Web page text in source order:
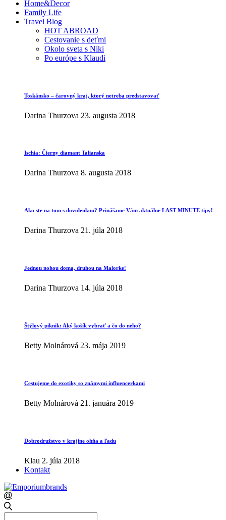
Home&Decor
Family Life
Travel Blog
HOT ABROAD
Cestovanie s deťmi
Okolo sveta s Niki
Po európe s Klaudi
Toskánsko – čarovný kraj, ktorý netreba predstavovať
Darina Thurzova 23. augusta 2018
Ischia: Čierny diamant Talianska
Darina Thurzova 8. augusta 2018
Ako ste na tom s dovolenkou? Prinášame Vám aktuálne LAST MINUTE tipy!
Darina Thurzova 21. júla 2018
Jednou nohou doma, druhou na Malorke!
Darina Thurzova 14. júla 2018
Štýlový piknik: Aký košík vybrať a čo do neho?
Betty Molnárová 23. mája 2019
Cestujeme do exotiky so známymi influencerkami
Betty Molnárová 21. januára 2019
Dobrodružstvo v krajine ohňa a ľadu
Klau 2. júla 2018
Kontakt